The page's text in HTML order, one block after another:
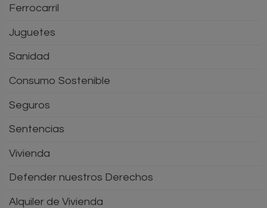
Ferrocarril
Juguetes
Sanidad
Consumo Sostenible
Seguros
Sentencias
Vivienda
Defender nuestros Derechos
Alquiler de Vivienda